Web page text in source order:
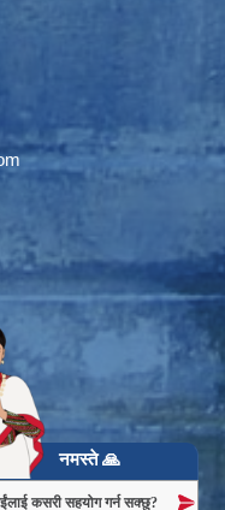
नमस्ते 🙏
कसरी सहयोग गर्न सक्छु?